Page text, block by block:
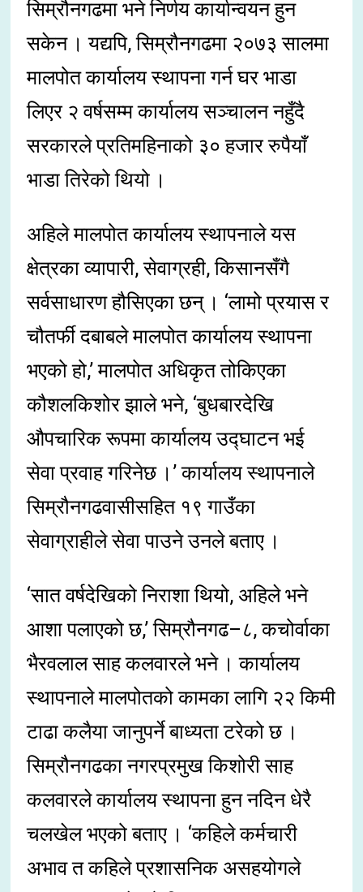
सिम्रौनगढमा भने निर्णय कार्यान्वयन हुन
सकेन । यद्यपि, सिम्रौनगढमा २०७३ सालमा
मालपोत कार्यालय स्थापना गर्न घर भाडा
लिएर २ वर्षसम्म कार्यालय सञ्चालन नहुँदै
सरकारले प्रतिमहिनाको ३० हजार रुपैयाँ
भाडा तिरेको थियो ।
अहिले मालपोत कार्यालय स्थापनाले यस
क्षेत्रका व्यापारी, सेवाग्रही, किसानसँगै
सर्वसाधारण हौसिएका छन् । ‘लामो प्रयास र
चौतर्फी दबाबले मालपोत कार्यालय स्थापना
भएको हो,’ मालपोत अधिकृत तोकिएका
कौशलकिशोर झाले भने, ‘बुधबारदेखि
औपचारिक रूपमा कार्यालय उद्घाटन भई
सेवा प्रवाह गरिनेछ ।’ कार्यालय स्थापनाले
सिम्रौनगढवासीसहित १९ गाउँका
सेवाग्राहीले सेवा पाउने उनले बताए ।
‘सात वर्षदेखिको निराशा थियो, अहिले भने
आशा पलाएको छ,’ सिम्रौनगढ–८, कचोर्वाका
भैरवलाल साह कलवारले भने । कार्यालय
स्थापनाले मालपोतको कामका लागि २२ किमी
टाढा कलैया जानुपर्ने बाध्यता टरेको छ ।
सिम्रौनगढका नगरप्रमुख किशोरी साह
कलवारले कार्यालय स्थापना हुन नदिन धेरै
चलखेल भएको बताए । ‘कहिले कर्मचारी
अभाव त कहिले प्रशासनिक असहयोगले